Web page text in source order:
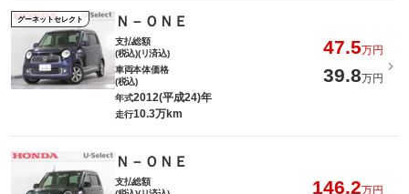
グーネットセレクト Ｎ－ＯＮＥ
支払総額
(税込)(リ済込)
47.5万円
車両本体価格
(税込)
39.8万円
年式2012(平成24)年
走行10.3万km
Ｎ－ＯＮＥ
支払総額
146.2万円